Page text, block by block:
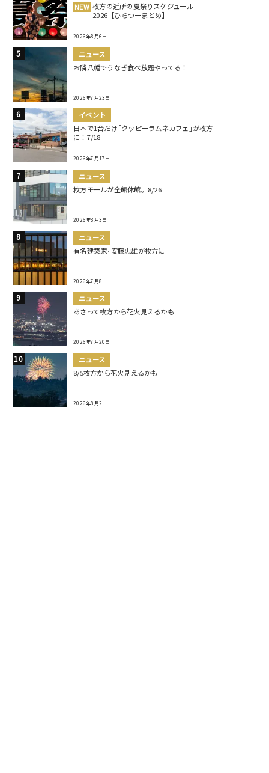
NEW 枚方の近所の夏祭りスケジュール
2026【ひらつーまとめ】
2026年8月6日
ニュース
お隣八幡でうなぎ食べ放題やってる！
2026年7月23日
イベント
日本で1台だけ｢クッピーラムネカフェ｣が枚方
に！7/18
2026年7月17日
ニュース
枚方モールが全館休館。8/26
2026年8月3日
ニュース
有名建築家･安藤忠雄が枚方に
2026年7月8日
ニュース
あさって枚方から花火見えるかも
2026年7月20日
ニュース
8/5枚方から花火見えるかも
2026年8月2日